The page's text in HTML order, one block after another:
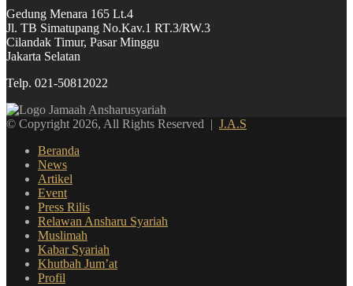
Gedung Menara 165 Lt.4
Jl. TB Simatupang No.Kav.1 RT.3/RW.3
Cilandak Timur, Pasar Minggu
Jakarta Selatan
Telp. 021-50812022
© Copyright 2026, All Rights Reserved | J.A.S
Beranda
News
Artikel
Event
Press Rilis
Relawan Ansharu Syariah
Muslimah
Kabar Syariah
Khutbah Jum’at
Profil